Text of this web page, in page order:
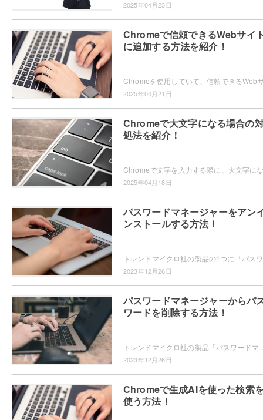
2025年04月23日
Chromeで信頼できるWebサイ
に追加する方法を紹介！
2025年04月21日
Chromeで大文字になる場合の
処法を紹介！
2025年04月18日
パスワードマネージャーをアン
ンストールする方法！
2023年12月26日
パスワードマネージャーからパ
ワードを削除する方法！
2023年12月26日
Chromeで生成AIを使った検索
使う方法！